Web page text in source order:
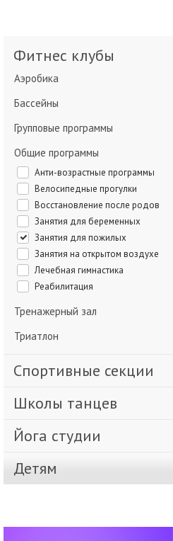
Фитнес клубы
Аэробика
Бассейны
Групповые программы
Общие программы
Анти-возрастные программы
Велосипедные прогулки
Восстановление после родов
Занятия для беременных
Занятия для пожилых
Занятия на открытом воздухе
Лечебная гимнастика
Реабилитация
Тренажерный зал
Триатлон
Спортивные секции
Школы танцев
Йога студии
Детям